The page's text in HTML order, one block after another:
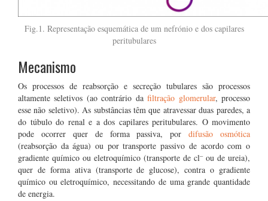
Fig.1. Representação esquemática de um nefrónio e dos capilares
peritubulares
Mecanismo
Os processos de reabsorção e secreção tubulares são processos
altamente seletivos (ao contrário dafiltração glomerular, processo
esse não seletivo). As substâncias têm que atravessar duas paredes, a
do túbulo do renal e a dos capilares peritubulares. O movimento
pode ocorrer quer de forma passiva, pordifusão osmótica
(reabsorção da água) ou por transporte passivo de acordo com o
gradiente químico ou eletroquímico (transporte de cl–ou de ureia),
quer de forma ativa (transporte de glucose), contra o gradiente
químico ou eletroquímico, necessitando de uma grande quantidade
de energia.